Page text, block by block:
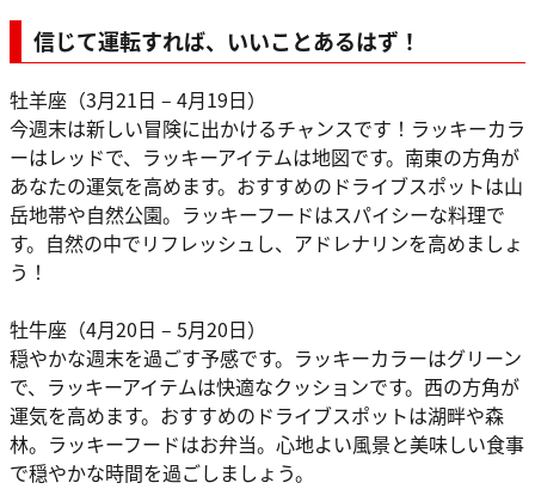
信じて運転すれば、いいことあるはず！
牡羊座（3月21日 – 4月19日）
今週末は新しい冒険に出かけるチャンスです！ラッキーカラ
ーはレッドで、ラッキーアイテムは地図です。南東の方角が
あなたの運気を高めます。おすすめのドライブスポットは山
岳地帯や自然公園。ラッキーフードはスパイシーな料理で
す。自然の中でリフレッシュし、アドレナリンを高めましょ
う！
牡牛座（4月20日 – 5月20日）
穏やかな週末を過ごす予感です。ラッキーカラーはグリーン
で、ラッキーアイテムは快適なクッションです。西の方角が
運気を高めます。おすすめのドライブスポットは湖畔や森
林。ラッキーフードはお弁当。心地よい風景と美味しい食事
で穏やかな時間を過ごしましょう。